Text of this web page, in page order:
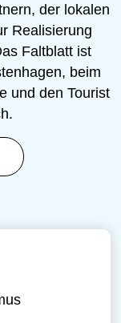
der lokalen
Realisierung
Faltblatt ist
beim
und den Tourist